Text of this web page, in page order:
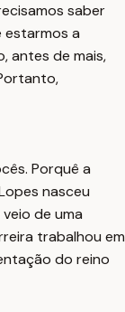
saber
estarmos a
antes de mais,
Porquê a
nasceu
de uma
trabalhou em
do reino